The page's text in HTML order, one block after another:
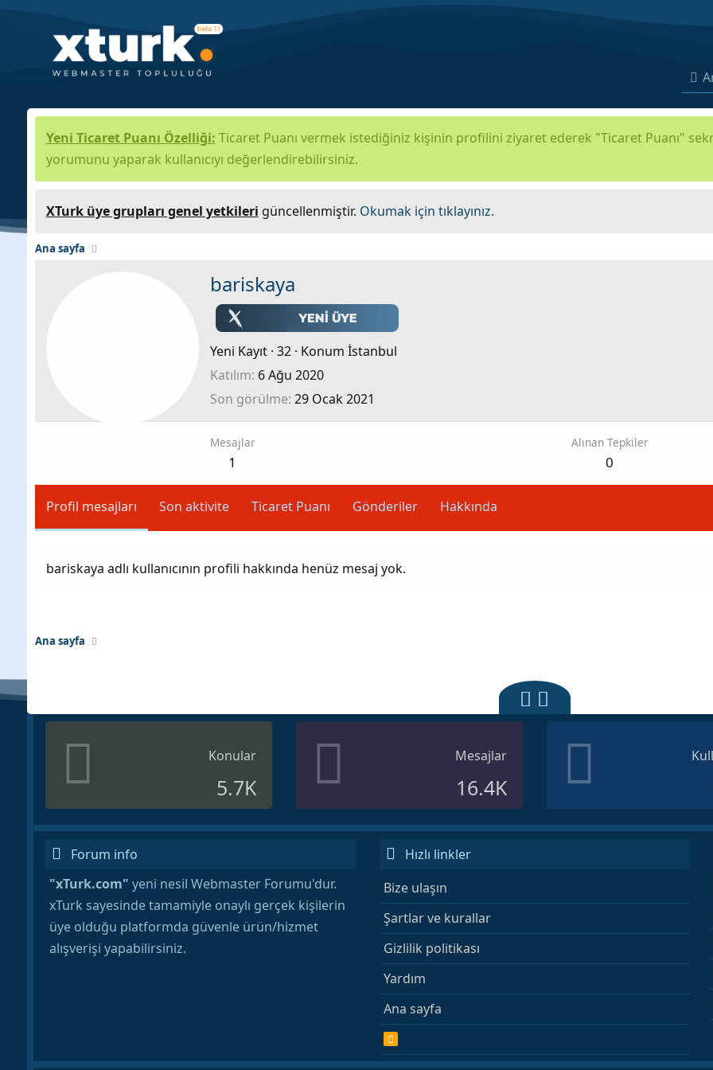
Yeni Ticaret Puanı Özelliği: Ticaret Puanı vermek istediğiniz kişinin profilini ziyaret ederek "Ticaret Puanı"
yorumunu yaparak kullanıcıyı değerlendirebilirsiniz.
XTurk üye grupları genel yetkileri güncellenmiştir. Okumak için tıklayınız.
Ana sayfa
bariskaya
Yeni Kayıt · 32 · Konum İstanbul
Katılım 6 Ağu 2020
Son görülme 29 Ocak 2021
Mesajlar
1
Alınan Tepkiler
0
Profil mesajları Son aktivite Ticaret Puanı Gönderiler Hakkında
bariskaya adlı kullanıcının profili hakkında henüz mesaj yok.
Ana sayfa
Konular
5.7K
Mesajlar
16.4K
Forum info
"xTurk.com" yeni nesil Webmaster Forumu'dur.
xTurk sayesinde tamamiyle onaylı gerçek kişilerin
üye olduğu platformda güvenle ürün/hizmet
alışverişi yapabilirsiniz.
Hızlı linkler
Bize ulaşın
Şartlar ve kurallar
Gizlilik politikası
Yardım
Ana sayfa
R
S
S